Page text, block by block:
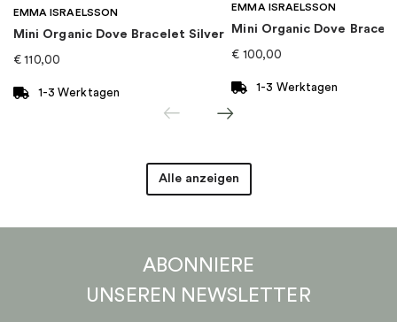
Marke: Thomas Sabo
EMMA ISRAELSSON
Mini Organic Dove Bracelet Silver
€ 110,00
1-3 Werktagen
EMMA ISRAELSSON
Mini Organic Dove
€ 100,00
1-3 Werktagen
Alle anzeigen
ABONNIERE
UNSEREN NEWSLETTER